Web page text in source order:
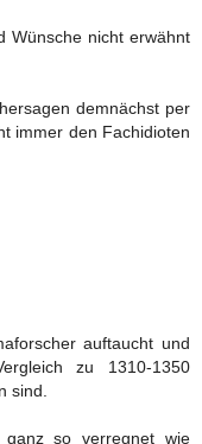
Wünsche nicht erwähnt
demnächst per
immer den Fachidioten
auftaucht und
zu 1310-1350
sind.
so verregnet wie